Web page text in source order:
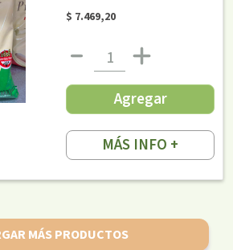
$ 7.469,20
Agregar
MÁS INFO +
MÁS PRODUCTOS